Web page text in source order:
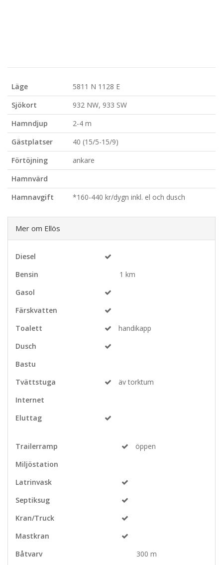
Läge
5811 N 1128 E
Sjökort
932 NW, 933 SW
Hamndjup
2-4 m
Gästplatser
40 (15/5-15/9)
Förtöjning
ankare
Hamnvärd
Hamnavgift
*160-440 kr/dygn inkl. el och dusch
Mer om Ellös
Diesel
Bensin
1 km
Gasol
Färskvatten
Toalett
handikapp
Dusch
Bastu
Tvättstuga
äv torktum
Internet
Eluttag
Trailerramp
öppen
Miljöstation
Latrinvask
Septiksug
Kran/Truck
Mastkran
Båtvarv
300 m